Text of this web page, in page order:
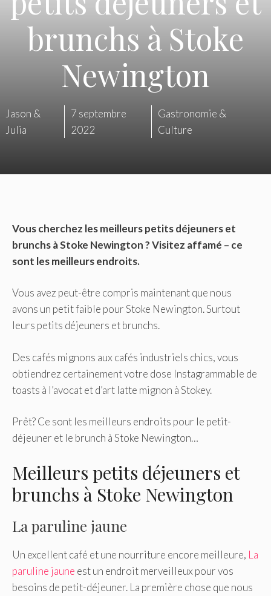
brunchs à Stoke
Newington
Jason &
Julia
7 septembre
2022
Gastronomie &
Culture
Vous cherchez les meilleurs petits déjeuners et
brunchs à Stoke Newington ? Visitez affamé – ce
sont les meilleurs endroits.
Vous avez peut-être compris maintenant que nous
avons un petit faible pour Stoke Newington. Surtout
leurs petits déjeuners et brunchs.
Des cafés mignons aux cafés industriels chics, vous
obtiendrez certainement votre dose Instagrammable de
toasts à l’avocat et d’art latte mignon à Stokey.
Prêt? Ce sont les meilleurs endroits pour le petit-
déjeuner et le brunch à Stoke Newington…
Meilleurs petits déjeuners et
brunchs à Stoke Newington
La paruline jaune
Un excellent café et une nourriture encore meilleure, La
paruline jaune est un endroit merveilleux pour vos
besoins de petit-déjeuner. La première chose que nous